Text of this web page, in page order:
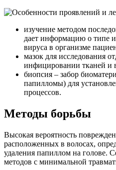
изучение методом
дает информацию о типе
вируса в организме
мазок для исследования
инфицировании тканей и
биопсия – забор
папилломы) для
процессов.
Методы борьбы
Высокая вероятность
расположенных в волосах,
удаления папиллом на голове.
методов с минимальной